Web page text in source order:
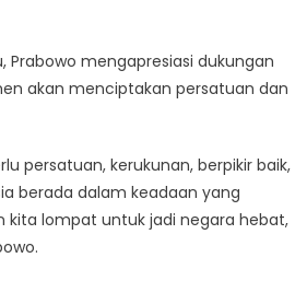
Prabowo mengapresiasi dukungan
akan menciptakan persatuan dan
persatuan, kerukunan, berpikir baik,
berada dalam keadaan yang
kita lompat untuk jadi negara hebat,